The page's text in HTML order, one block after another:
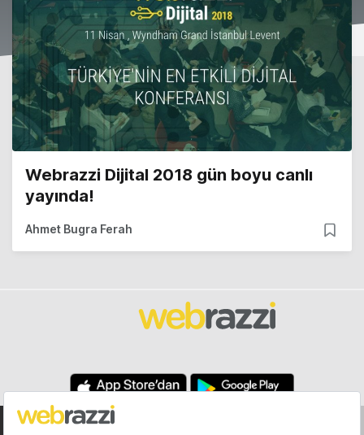
Webrazzi Dijital 2018 gün boyu canlı
yayında!
Ahmet Bugra Ferah